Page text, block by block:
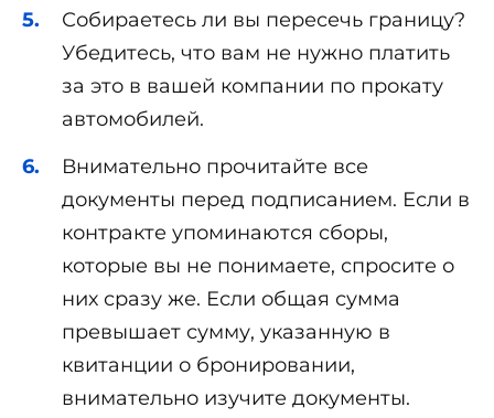
Собираетесь ли вы пересечь границу?
Убедитесь, что вам не нужно платить
за это в вашей компании по прокату
автомобилей.
Внимательно прочитайте все
документы перед подписанием. Если в
контракте упоминаются сборы,
которые вы не понимаете, спросите о
них сразу же. Если общая сумма
превышает сумму, указанную в
квитанции о бронировании,
внимательно изучите документы.